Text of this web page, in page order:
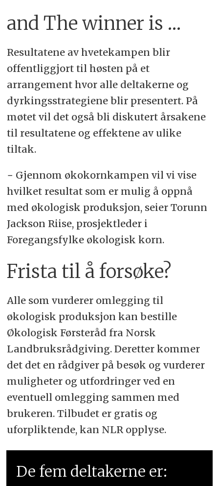
and The winner is …
Resultatene av hvetekampen blir
offentliggjort til høsten på et
arrangement hvor alle deltakerne og
dyrkingsstrategiene blir presentert. På
møtet vil det også bli diskutert årsakene
til resultatene og effektene av ulike
tiltak.
− Gjennom økokornkampen vil vi vise
hvilket resultat som er mulig å oppnå
med økologisk produksjon, seier Torunn
Jackson Riise, prosjektleder i
Foregangsfylke økologisk korn.
Frista til å forsøke?
Alle som vurderer omlegging til
økologisk produksjon kan bestille
Økologisk Førsteråd fra Norsk
Landbruksrådgiving. Deretter kommer
det det en rådgiver på besøk og vurderer
muligheter og utfordringer ved en
eventuell omlegging sammen med
brukeren. Tilbudet er gratis og
uforpliktende, kan NLR opplyse.
De fem deltakerne er: